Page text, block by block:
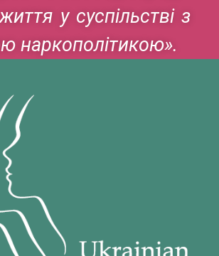
у суспільстві з
наркополітикою».